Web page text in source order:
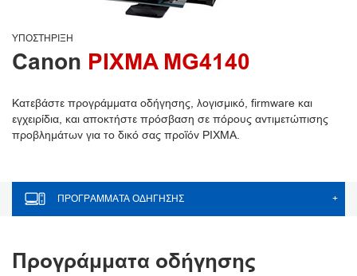
ΥΠΟΣΤΉΡΙΞΗ
Canon PIXMA MG4140
Κατεβάστε προγράμματα οδήγησης, λογισμικό, firmware και
εγχειρίδια, και αποκτήστε πρόσβαση σε πόρους αντιμετώπισης
προβλημάτων για το δικό σας προϊόν PIXMA.
ΠΡΟΓΡΆΜΜΑΤΑ ΟΔΉΓΗΣΗΣ +
Προγράμματα οδήγησης